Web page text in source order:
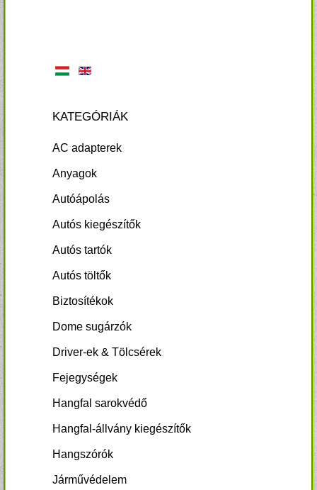
KATEGÓRIÁK
AC adapterek
Anyagok
Autóápolás
Autós kiegészítők
Autós tartók
Autós töltők
Biztosítékok
Dome sugárzók
Driver-ek & Tölcsérek
Fejegységek
Hangfal sarokvédő
Hangfal-állvány kiegészítők
Hangszórók
Járművédelem